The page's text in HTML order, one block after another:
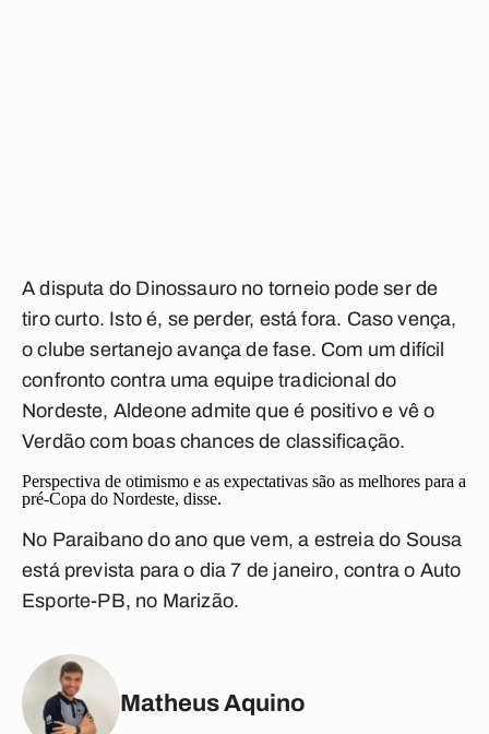
A disputa do Dinossauro no torneio pode ser de
tiro curto. Isto é, se perder, está fora. Caso vença,
o clube sertanejo avança de fase. Com um difícil
confronto contra uma equipe tradicional do
Nordeste, Aldeone admite que é positivo e vê o
Verdão com boas chances de classificação.
Perspectiva de otimismo e as expectativas são as melhores para a
pré-Copa do Nordeste, disse.
No Paraibano do ano que vem, a estreia do Sousa
está prevista para o dia 7 de janeiro, contra o Auto
Esporte-PB, no Marizão.
Matheus Aquino